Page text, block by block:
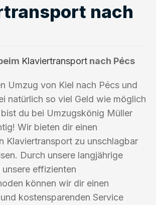
nach
Klaviertransport nach Pécs
Umzug von Kiel nach Pécs und
natürlich so viel Geld wie möglich
du bei Umzugskönig Müller
Wir bieten dir einen
Klaviertransport zu unschlagbar
Durch unsere langjährige
unsere effizienten
können wir dir einen
kostensparenden Service